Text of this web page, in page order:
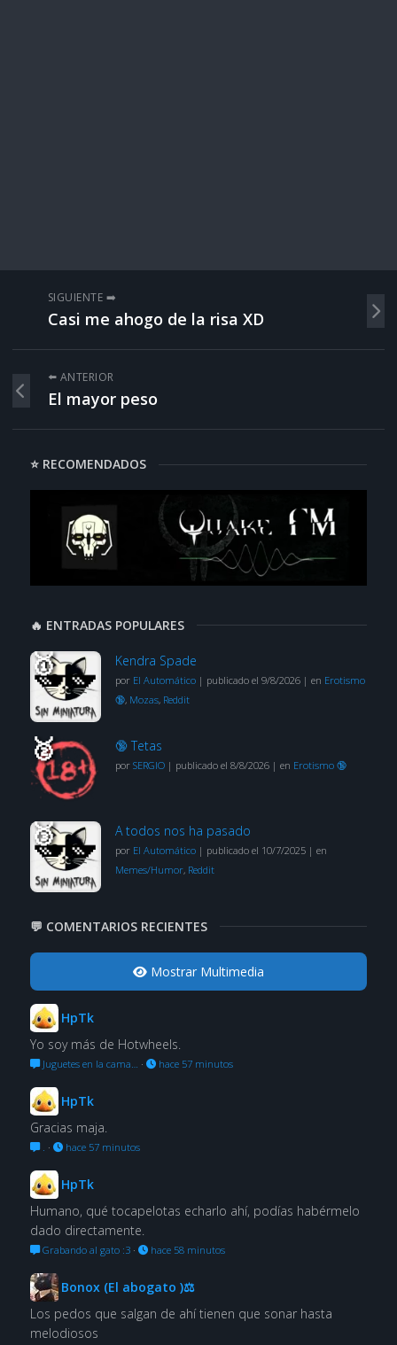
SIGUIENTE ➡️
Casi me ahogo de la risa XD
⬅️ ANTERIOR
El mayor peso
⭐ RECOMENDADOS
🔥 ENTRADAS POPULARES
Kendra Spade
por El Automático| publicado el 9/8/2026| en Erotismo
🔞, Mozas, Reddit
🔞 Tetas
por SERGIO| publicado el 8/8/2026| en Erotismo 🔞
A todos nos ha pasado
por El Automático| publicado el 10/7/2025| en
Memes/Humor, Reddit
💬 COMENTARIOS RECIENTES
Mostrar Multimedia
HpTk
Yo soy más de Hotwheels.
Juguetes en la cama… · hace 57 minutos
HpTk
Gracias maja.
. · hace 57 minutos
HpTk
Humano, qué tocapelotas echarlo ahí, podías habérmelo
dado directamente.
Grabando al gato :3· hace 58 minutos
Bonox (El abogato )⚖
Los pedos que salgan de ahí tienen que sonar hasta
melodiosos